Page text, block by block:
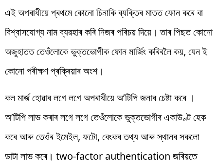
এই অপৰাধীয়ে প্ৰথমে কোনো চিনাকি ব্যক্তিৰ মাতত ফোন কৰে বা
বিশ্বাসযোগ্য নাম ব্যৱহাৰ কৰি নিজৰ পৰিচয় দিয়ে। তাৰ পিছত কোনো
অজুহাতত তেওঁলোকে ভুক্তভোগীক ফোন মাৰ্জিং কৰিবলৈ কয়, যেন ই
কোনো পৰীক্ষণ প্ৰক্ৰিয়াৰ অংশ।
কল মাৰ্জ হোৱাৰ লগে লগে অপৰাধীয়ে অ’টিপি জনাৰ চেষ্টা কৰে ।
অ’টিপি লাভ কৰাৰ লগে লগে তেওঁলোকে ভুক্তভোগীৰ একাউণ্ট হেক
কৰে আৰু তেওঁৰ ইমেইল, ফটো, বেংকৰ তথ্য আৰু স্থানৰ সকলো
ডাটা লাভ কৰে। two-factor authentication জৰিয়তে